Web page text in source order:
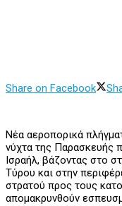
Share on Facebook
Νέα αεροπορικά
νύχτα της Παρασκευής
Ισραήλ, βάζοντας στο
Τύρου και στην
στρατού προς τους
απομακρυνθούν